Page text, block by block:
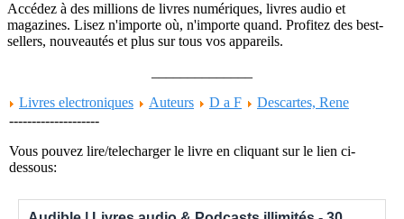
Accédez à des millions de livres numériques, livres audio et
magazines. Lisez n'importe où, n'importe quand. Profitez des best-
sellers, nouveautés et plus sur tous vos appareils.
Livres electroniques
Auteurs D a F
Descartes, Rene
--------------------
Vous pouvez lire/telecharger le livre en cliquant sur le lien ci-
dessous: